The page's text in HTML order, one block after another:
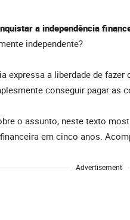
a independência
independente?
expressa a liberdade de fazer
conseguir pagar as
o assunto, neste texto
em cinco anos.
Advertisement